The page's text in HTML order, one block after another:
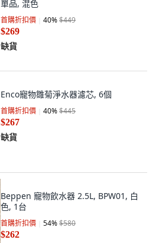
單品, 混色
首購折扣價 40%$449
$269
缺貨
Enco寵物雛菊淨水器濾芯, 6個
首購折扣價 40%$445
$267
缺貨
Beppen 寵物飲水器 2.5L, BPW01, 白
色, 1台
首購折扣價 54%$580
$262